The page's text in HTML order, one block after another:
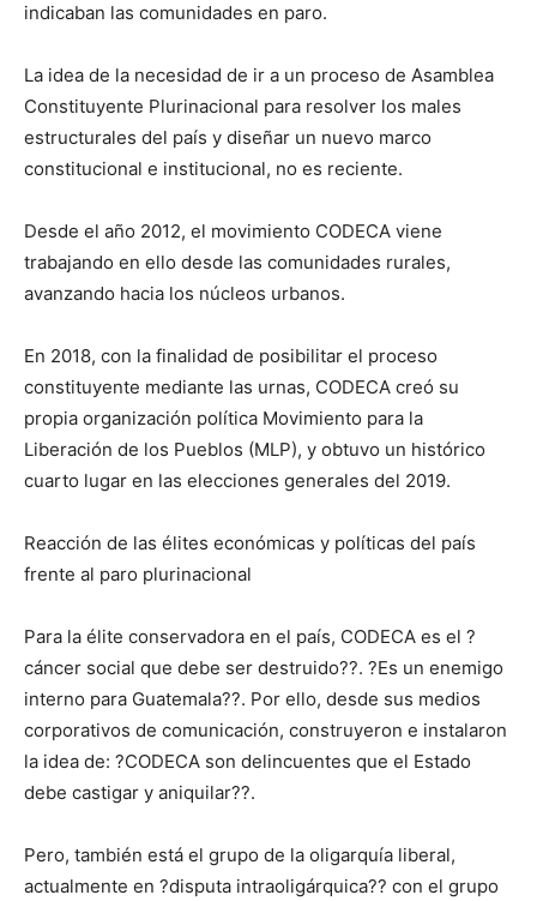
indicaban las comunidades en paro.
La idea de la necesidad de ir a un proceso de Asamblea
Constituyente Plurinacional para resolver los males
estructurales del país y diseñar un nuevo marco
constitucional e institucional, no es reciente.
Desde el año 2012, el movimiento CODECA viene
trabajando en ello desde las comunidades rurales,
avanzando hacia los núcleos urbanos.
En 2018, con la finalidad de posibilitar el proceso
constituyente mediante las urnas, CODECA creó su
propia organización política Movimiento para la
Liberación de los Pueblos (MLP), y obtuvo un histórico
cuarto lugar en las elecciones generales del 2019.
Reacción de las élites económicas y políticas del país
frente al paro plurinacional
Para la élite conservadora en el país, CODECA es el ?
cáncer social que debe ser destruido??. ?Es un enemigo
interno para Guatemala??. Por ello, desde sus medios
corporativos de comunicación, construyeron e instalaron
la idea de: ?CODECA son delincuentes que el Estado
debe castigar y aniquilar??.
Pero, también está el grupo de la oligarquía liberal,
actualmente en ?disputa intraoligárquica?? con el grupo